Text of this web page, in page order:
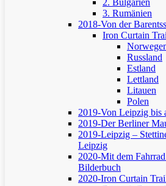
3. Rumänien
2018-Von der
Iron Curtain
Russland
Estland
Lettland
Litauen
Polen
2019-Von Leipzig bis
2019-Der Berliner
2019-Leipzig –
Leipzig
2020-Mit dem
Bilderbuch
2020-Iron Curtain